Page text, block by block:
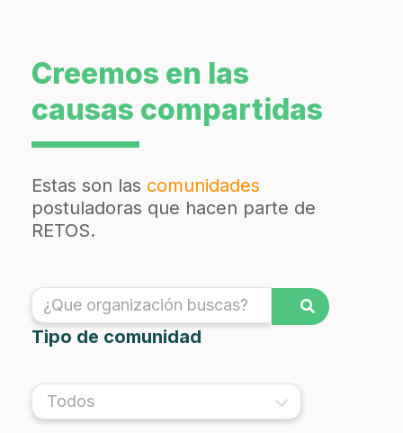
Creemos en las
causas compartidas
Estas son las comunidades
postuladoras que hacen parte de
RETOS.
Tipo de comunidad
Todos